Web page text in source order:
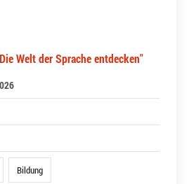
Welt der Sprache entdecken"
Bildung